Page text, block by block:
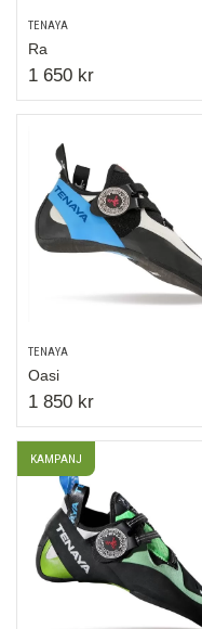
TENAYA
Ra
1 650 kr
TENAYA
Oasi
1 850 kr
KAMPANJ